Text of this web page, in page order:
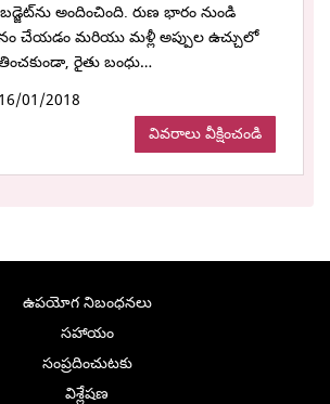
అందించింది. రుణ భారం నుండి
చేయడం మరియు మళ్లీ అప్పుల ఉచ్చులో
రైతు బంధు…
01/2018
వివరాలు వీక్షించండి
ఉపయోగ నిబంధనలు
సహాయం
సంప్రదించుటకు
విశ్లేషణ